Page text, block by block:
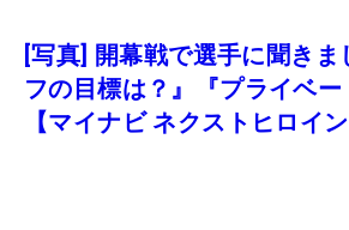
[写真] 開幕戦で選手に聞き
フの目標は？』『プライベー
【マイナビ ネクストヒロイン